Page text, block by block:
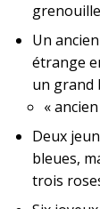
Un
étrange
un grand
«
Deux
bleues,
trois